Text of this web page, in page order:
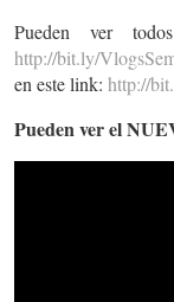
Pueden ver
http://bit.ly/
en este link: http://
Pueden ver el